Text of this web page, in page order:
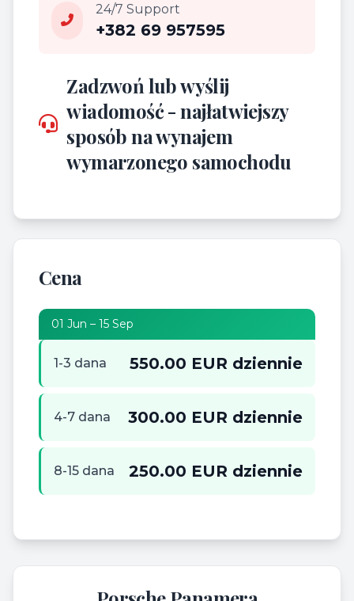
24/7 Support
+382 69 957595
Zadzwoń lub wyślij
wiadomość - najłatwiejszy
sposób na wynajem
wymarzonego samochodu
Cena
01 Jun – 15 Sep
1-3 dana 550.00 EUR dziennie
4-7 dana 300.00 EUR dziennie
8-15 dana 250.00 EUR dziennie